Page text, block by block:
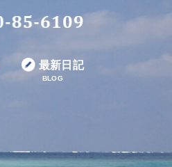
最新日記
BLOG